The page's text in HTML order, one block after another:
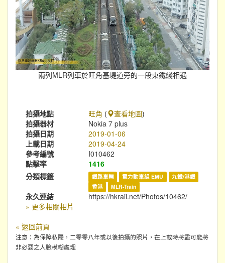
兩列MLR列車於旺角基堤道旁的一段東鐵綫相遇
拍攝地點 旺角 ( 查看地圖)
拍攝器材
Nokia 7 plus
拍攝日期
2019-01-06
上載日期
2019-04-24
參考編號
I010462
點擊率
1416
分類標籤
鐵路車輛 電力動車組 EMU
九鐵/港鐵
香港
MLR-Train
永久連結
https://hkrail.net/Photos/10462/
» 更多相關相片
« 返回前頁
注意：為保障私隱，二零零八年或以後拍攝的照片，在上載時將盡可能將
非必要之人臉模糊處理